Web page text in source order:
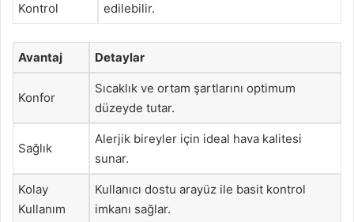
Kontrol
edilebilir.
Avantaj Detaylar
Konfor
Sıcaklık ve ortam şartlarını optimum
düzeyde tutar.
Sağlık
Alerjik bireyler için ideal hava kalitesi
sunar.
Kolay
Kullanım
Kullanıcı dostu arayüz ile basit kontrol
imkanı sağlar.